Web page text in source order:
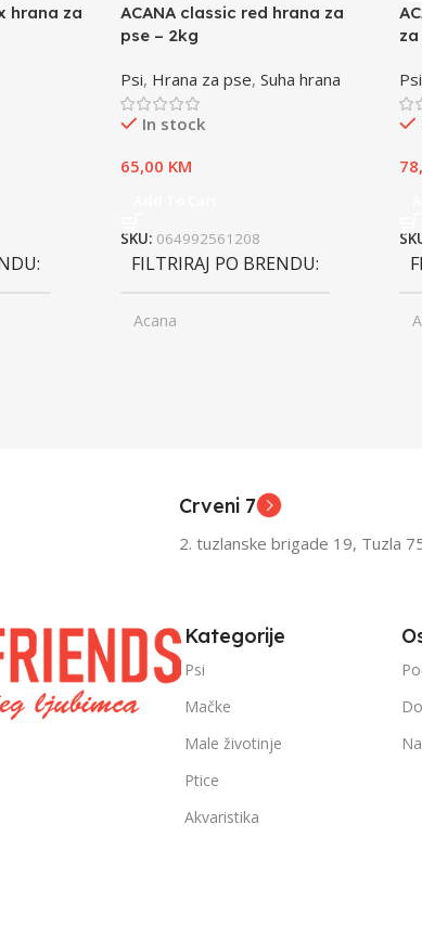
hrana za
ACANA classic red hrana za
pse – 2kg
Psi, Hrana za pse, Suha hrana
In stock
65,00 KM
SKU: 064992561208
FILTRIRAJ PO BRENDU
Acana
FILTRIRAJ PO TEŽINI
Psi
Crveni 7
2. tuzlanske brigade 19, Tuzla
Kategorije
Psi
Mačke
Male životinje
Ptice
Akvaristika